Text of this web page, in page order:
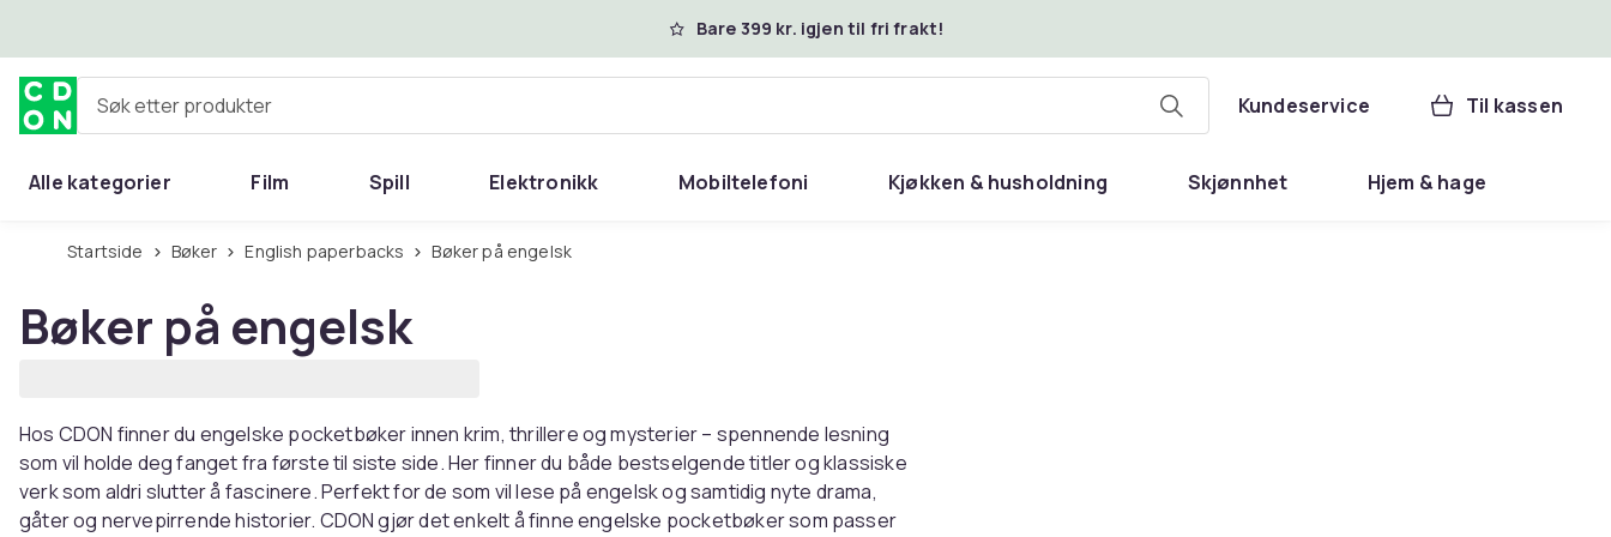
Bare 399 kr. igjen til fri frakt!
Søk etter produkter Kundeservice Til kassen
Alle kategorier Film Spill Elektronikk Mobiltelefoni Kjøkken & husholdning Skjønnhet Hjem & hage
Startside Bøker English paperbacks Bøker på engelsk
Bøker på engelsk
Hos CDON finner du engelske pocketbøker innen krim, thrillere og mysterier – spennende lesning
som vil holde deg fanget fra første til siste side. Her finner du både bestselgende titler og klassiske
verk som aldri slutter å fascinere. Perfekt for de som vil lese på engelsk og samtidig nyte drama,
gåter og nervepirrende historier. CDON gjør det enkelt å finne engelske pocketbøker som passer